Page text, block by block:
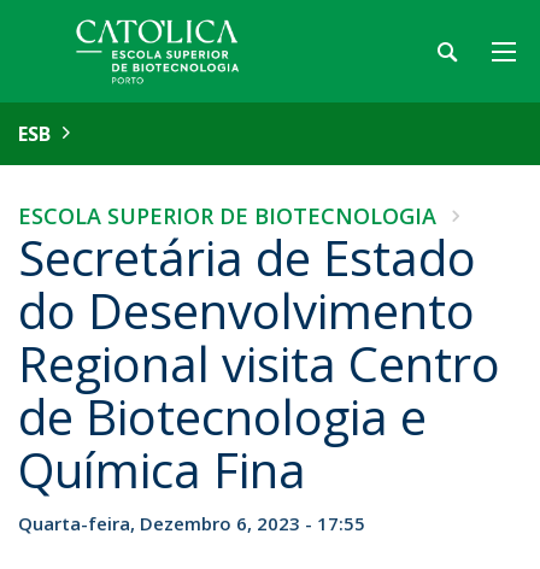
ESB
ESCOLA SUPERIOR DE BIOTECNOLOGIA
Secretária de Estado
do Desenvolvimento
Regional visita Centro
de Biotecnologia e
Química Fina
Quarta-feira, Dezembro 6, 2023 - 17:55